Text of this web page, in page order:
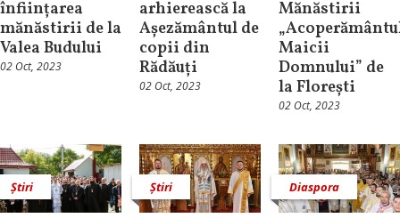
înființarea
mănăstirii de la
Valea Budului
02 Oct, 2023
arhierească la
Așezământul de
copii din
Rădăuți
02 Oct, 2023
Mănăstirii
Maicii
Domnului” de
la Florești
02 Oct, 2023
Știri Știri Diaspora